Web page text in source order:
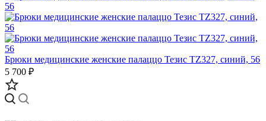
Брюки медицинские женские палаццо Тезис TZ327, синий, 56
5 700 ₽